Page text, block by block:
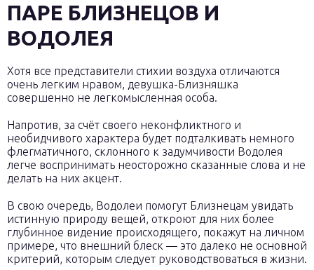
ПАРЕ БЛИЗНЕЦОВ И
ВОДОЛЕЯ
Хотя все представители стихии воздуха отличаются
очень легким нравом, девушка-Близняшка
совершенно не легкомысленная особа.
Напротив, за счёт своего неконфликтного и
необидчивого характера будет подталкивать немного
флегматичного, склонного к задумчивости Водолея
легче воспринимать неосторожно сказанные слова и не
делать на них акцент.
В свою очередь, Водолеи помогут Близнецам увидать
истинную природу вещей, откроют для них более
глубинное видение происходящего, покажут на личном
примере, что внешний блеск — это далеко не основной
критерий, которым следует руководствоваться в жизни.